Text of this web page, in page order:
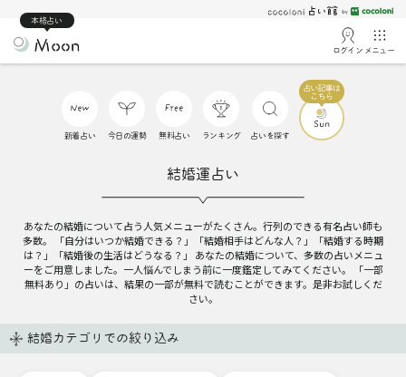
本格占い
ログイン メニュー
新着占い 今日の運勢 無料占い ランキング 占いを探す
結婚運占い
あなたの結婚について占う人気メニューがたくさん。行列のできる有名占い師も
多数。 「自分はいつか結婚できる？」「結婚相手はどんな人？」「結婚する時期
は？」「結婚後の生活はどうなる？」 あなたの結婚について、多数の占いメニュ
ーをご用意しました。一人悩んでしまう前に一度鑑定してみてください。 「一部
無料あり」の占いは、結果の一部が無料で読むことができます。是非お試しくだ
さい。
結婚カテゴリでの絞り込み